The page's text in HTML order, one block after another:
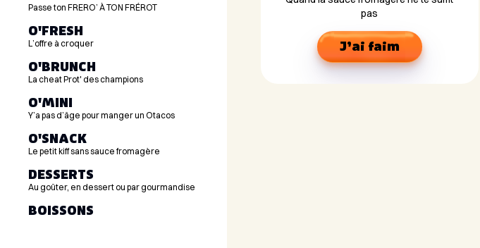
Passe ton FRERO’ À TON FRÉROT
O'FRESH
L’offre à croquer
O'BRUNCH
La cheat Prot' des champions
O'MINI
Y’a pas d’âge pour manger un Otacos
O'SNACK
Le petit kiff sans sauce fromagère
DESSERTS
Au goûter, en dessert ou par gourmandise
BOISSONS
pas
J’ai faim